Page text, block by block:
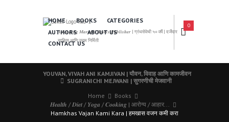
𝑨 𝑳𝒆𝒂𝒅𝒊𝒏𝒈 𝑴𝒂𝒓𝒂𝒕𝒉𝒊 𝑩𝒐𝒐𝒌𝒔 𝑷𝒖𝒃𝒍𝒊𝒔𝒉𝒆𝒓 | ग्रंथसेवेची ५० वर्षे | दर्जेदार
साहित्य आणि उत्तम निर्मिती
HOME BOOKS
CATEGORIES
AUTHORS
ABOUT US
CONTACT US
0
YOUVAN, VIVAH ANI KAMJIVAN | यौवन, विवाह आणि कामजीवन
SUGRANICHI MEJWANI | सुगरणीची मेजवानी
Home
Books
𝑯𝒆𝒂𝒍𝒕𝒉 / 𝑫𝒊𝒆𝒕 / 𝒀𝒐𝒈𝒂 / 𝑪𝒐𝒐𝒌𝒊𝒏𝒈 | आरोग्य / आहार...
Hamkhas Vajan Kami Kara | हमखास वजन कमी करा